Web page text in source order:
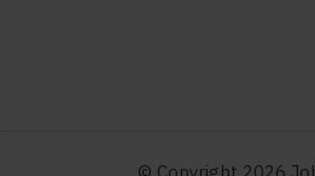
© Copyright 2026